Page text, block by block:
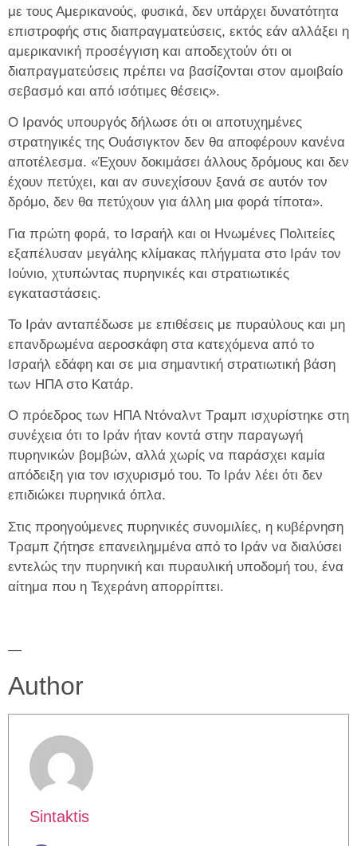
με τους Αμερικανούς, φυσικά, δεν υπάρχει δυνατότητα
επιστροφής στις διαπραγματεύσεις, εκτός εάν αλλάξει η
αμερικανική προσέγγιση και αποδεχτούν ότι οι
διαπραγματεύσεις πρέπει να βασίζονται στον αμοιβαίο
σεβασμό και από ισότιμες θέσεις».
Ο Ιρανός υπουργός δήλωσε ότι οι αποτυχημένες
στρατηγικές της Ουάσιγκτον δεν θα αποφέρουν κανένα
αποτέλεσμα. «Έχουν δοκιμάσει άλλους δρόμους και δεν
έχουν πετύχει, και αν συνεχίσουν ξανά σε αυτόν τον
δρόμο, δεν θα πετύχουν για άλλη μια φορά τίποτα».
Για πρώτη φορά, το Ισραήλ και οι Ηνωμένες Πολιτείες
εξαπέλυσαν μεγάλης κλίμακας πλήγματα στο Ιράν τον
Ιούνιο, χτυπώντας πυρηνικές και στρατιωτικές
εγκαταστάσεις.
Το Ιράν ανταπέδωσε με επιθέσεις με πυραύλους και μη
επανδρωμένα αεροσκάφη στα κατεχόμενα από το
Ισραήλ εδάφη και σε μια σημαντική στρατιωτική βάση
των ΗΠΑ στο Κατάρ.
Ο πρόεδρος των ΗΠΑ Ντόναλντ Τραμπ ισχυρίστηκε στη
συνέχεια ότι το Ιράν ήταν κοντά στην παραγωγή
πυρηνικών βομβών, αλλά χωρίς να παράσχει καμία
απόδειξη για τον ισχυρισμό του. Το Ιράν λέει ότι δεν
επιδιώκει πυρηνικά όπλα.
Στις προηγούμενες πυρηνικές συνομιλίες, η κυβέρνηση
Τραμπ ζήτησε επανειλημμένα από το Ιράν να διαλύσει
εντελώς την πυρηνική και πυραυλική υποδομή του, ένα
αίτημα που η Τεχεράνη απορρίπτει.
—
Author
Sintaktis